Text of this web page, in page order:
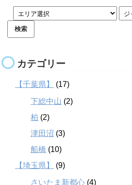
カテゴリー
【千葉県】 (17)
下総中山 (2)
柏 (2)
津田沼 (3)
船橋 (10)
【埼玉県】
(9)
さいたま新都心 (4)